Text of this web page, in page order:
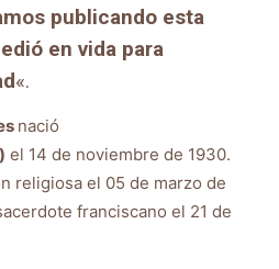
publicando esta
en vida para
«.
nació
el 14 de noviembre de 1930.
religiosa el 05 de marzo de
franciscano el 21 de